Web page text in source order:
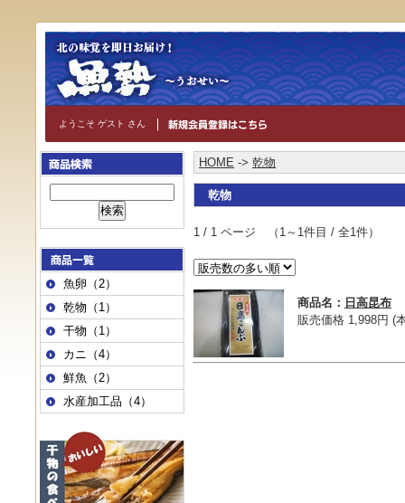
ようこそ ゲスト さん
魚卵（2）
乾物（1）
干物（1）
カニ（4）
鮮魚（2）
水産加工品（4）
HOME -> 乾物
乾物
1 / 1 ページ （1～1件目 / 全1件）
商品名： 日高昆布
販売価格 1,998円 (